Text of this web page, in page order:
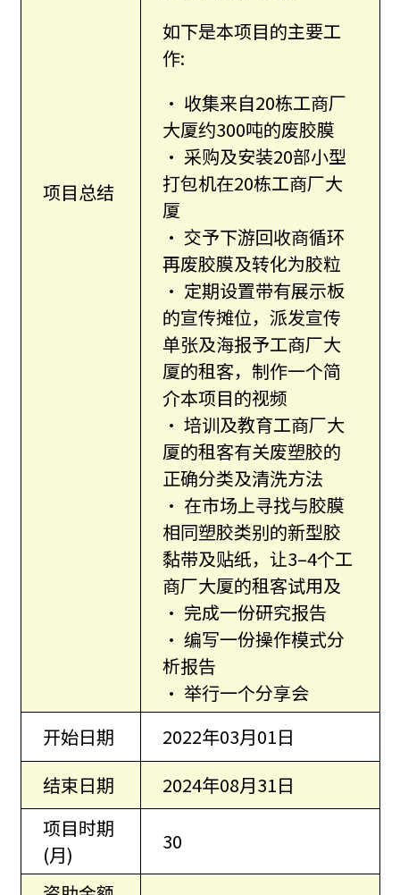
项目总结
如下是本项目的主要工
作:
• 收集来自20栋工商厂
大厦约300吨的废胶膜
• 采购及安装20部小型
打包机在20栋工商厂大
厦
• 交予下游回收商循环
再废胶膜及转化为胶粒
• 定期设置带有展示板
的宣传摊位，派发宣传
单张及海报予工商厂大
厦的租客，制作一个简
介本项目的视频
• 培训及教育工商厂大
厦的租客有关废塑胶的
正确分类及清洗方法
• 在市场上寻找与胶膜
相同塑胶类别的新型胶
黏带及贴纸，让3–4个工
商厂大厦的租客试用及
• 完成一份研究报告
• 编写一份操作模式分
析报告
• 举行一个分享会
开始日期
2022年03月01日
结束日期
2024年08月31日
项目时期
(月)
30